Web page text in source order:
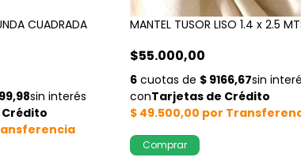
CUADRADA
MANTEL TUSOR LISO 1.4 x 2.5
$55.000,00